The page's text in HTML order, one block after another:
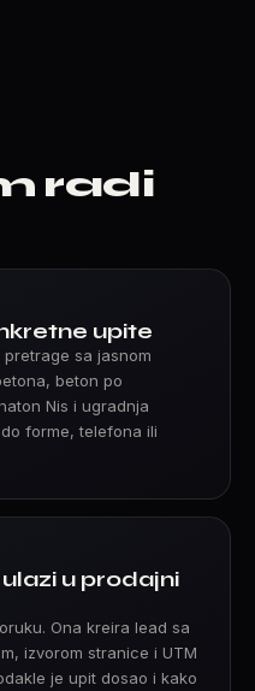
radi
upite
pretrage sa jasnom
beton po
Nis i ugradnja
forme, telefona ili
u prodajni
Ona kreira lead sa
izvorom stranice i UTM
je upit dosao i kako